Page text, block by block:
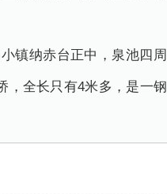
镇纳赤台正中，泉池四周
，全长只有4米多，是一钢